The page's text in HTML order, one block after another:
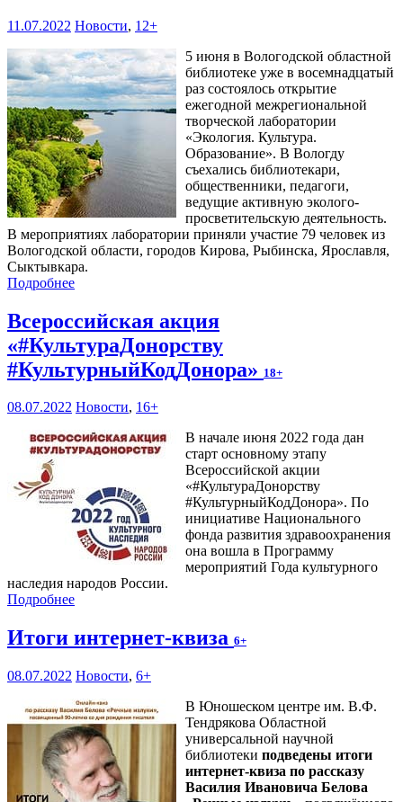
11.07.2022 Новости, 12+
5 июня в Вологодской областной
библиотеке уже в восемнадцатый
раз состоялось открытие
ежегодной межрегиональной
творческой лаборатории
«Экология. Культура.
Образование». В Вологду
съехались библиотекари,
общественники, педагоги,
ведущие активную эколого-
просветительскую деятельность.
В мероприятиях лаборатории приняли участие 79 человек из
Вологодской области, городов Кирова, Рыбинска, Ярославля,
Сыктывкара.
Подробнее
Всероссийская акция
«#КультураДонорству
#КультурныйКодДонора» 18+
08.07.2022 Новости, 16+
В начале июня 2022 года дан
старт основному этапу
Всероссийской акции
«#КультураДонорству
#КультурныйКодДонора». По
инициативе Национального
фонда развития здравоохранения
она вошла в Программу
мероприятий Года культурного
наследия народов России.
Подробнее
Итоги интернет-квиза 6+
08.07.2022 Новости, 6+
В Юношеском центре им. В.Ф.
Тендрякова Областной
универсальной научной
библиотеки подведены итоги
интернет-квиза по рассказу
Василия Ивановича Белова